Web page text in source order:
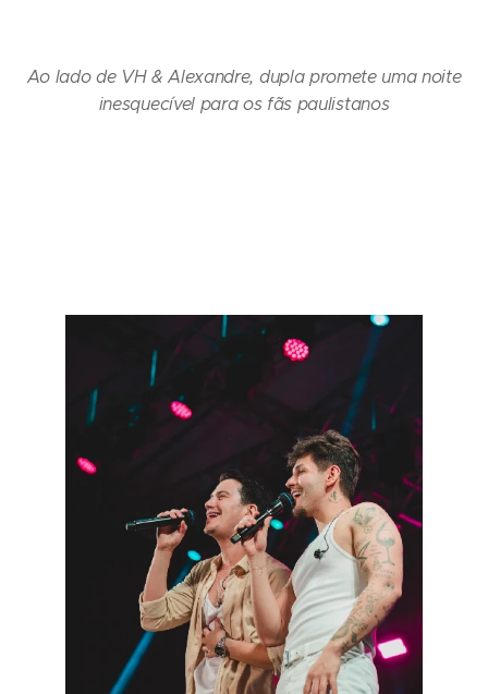
Ao lado de VH & Alexandre, dupla promete uma noite
inesquecível para os fãs paulistanos